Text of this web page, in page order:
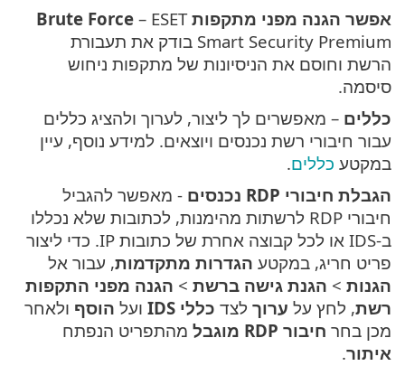
אפשר הגנה מפני מתקפות Brute Force– ESET
Smart Security Premium בודק את תעבורת
הרשת וחוסם את הניסיונות של מתקפות ניחוש
סיסמה.
כללים – מאפשרים לך ליצור, לערוך ולהציג כללים
עבור חיבורי רשת נכנסים ויוצאים. למידע נוסף, עיין
במקטע כללים.
הגבלת חיבורי RDP נכנסים
- מאפשר להגביל
חיבורי RDP לרשתות מהימנות, לכתובות שלא נכללו
ב-IDS או לכל קבוצה אחרת של כתובות IP. כדי ליצור
פריט חריג, במקטע הגדרות מתקדמות, עבור אל
הגנות > הגנת גישה ברשת > הגנה מפני התקפות
רשת, לחץ על ערוך לצד כללי IDS ועל הוסף ולאחר
מכן בחר חיבור RDP מוגבל
מהתפריט הנפתח
איתור.